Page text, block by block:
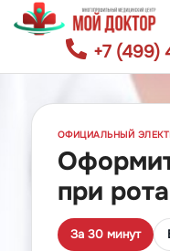
+7
ОФИЦИАЛЬНЫЙ
при
За 30 минут